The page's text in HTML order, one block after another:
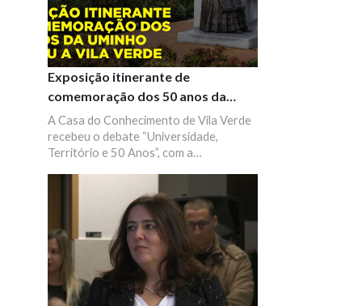
Exposição itinerante de
comemoração dos 50 anos da
UMinho chegou a Vila Verde
A Casa do Conhecimento de Vila Verde
recebeu o debate “Universidade,
Território e 50 Anos”, com a
presidente da Câmara Municipal de Vila
Verde, Júlia Fernandes. Este debate
decorreu após a inauguração da
exposição itinerante comemorativa dos
50 anos da UMinho, patente durante
outubro no Jardim da Praça do
Município, um dos principais espaços